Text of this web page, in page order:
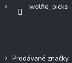
wolfie_picks
Prodávané značky